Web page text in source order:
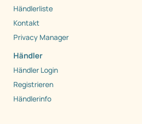
Händlerliste
Kontakt
Privacy Manager
Händler
Händler Login
Registrieren
Händlerinfo